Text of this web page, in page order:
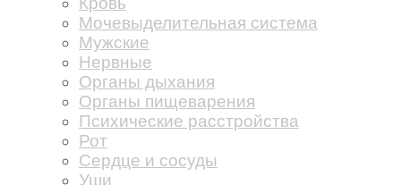
Мочевыделительная система
Мужские
Нервные
Органы дыхания
Органы пищеварения
Психические расстройства
Рот
Сердце и сосуды
Уши